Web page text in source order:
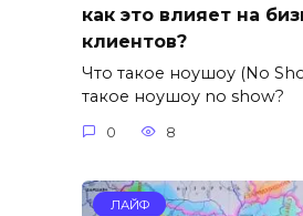
как это влияет на
клиентов?
Что такое ноушоу (No
такое ноушоу no show?
0 8
ЛАЙФ